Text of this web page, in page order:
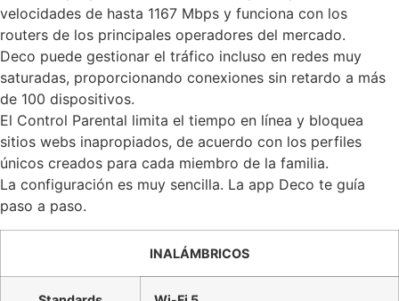
velocidades de hasta 1167 Mbps y funciona con los
routers de los principales operadores del mercado.
Deco puede gestionar el tráfico incluso en redes muy
saturadas, proporcionando conexiones sin retardo a más
de 100 dispositivos.
El Control Parental limita el tiempo en línea y bloquea
sitios webs inapropiados, de acuerdo con los perfiles
únicos creados para cada miembro de la familia.
La configuración es muy sencilla. La app Deco te guía
paso a paso.
INALÁMBRICOS